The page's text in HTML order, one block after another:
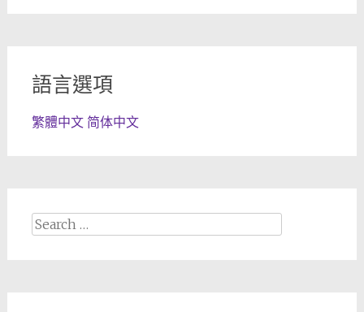
語言選項
繁體中文 简体中文
Search
for: